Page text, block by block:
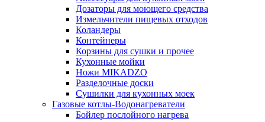
Дозаторы для моющего средства
Измельчители пищевых отходов
Коландеры
Контейнеры
Корзины для сушки и прочее
Кухонные мойки
Ножи MIKADZO
Разделочные доски
Сушилки для кухонных моек
Газовые котлы-Водонагреватели
Бойлер послойного нагрева